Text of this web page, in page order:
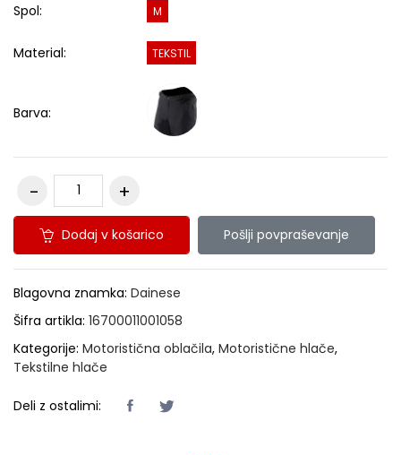
Spol: M
Material: TEKSTIL
Barva:
Dodaj v košarico Pošlji povpraševanje
Blagovna znamka: Dainese
Šifra artikla: 16700011001058
Kategorije: Motoristična oblačila, Motoristične hlače,
Tekstilne hlače
Deli z ostalimi: